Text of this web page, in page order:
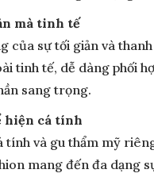
mà tinh tế
của sự tối giản và
tinh tế, dễ dàng phối
sang trọng.
hiện cá tính
tính và gu thẩm mỹ
mang đến đa dạng